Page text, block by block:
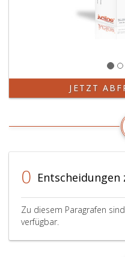
JETZT
0 Entscheidungen
Zu diesem Paragrafen
verfügbar.